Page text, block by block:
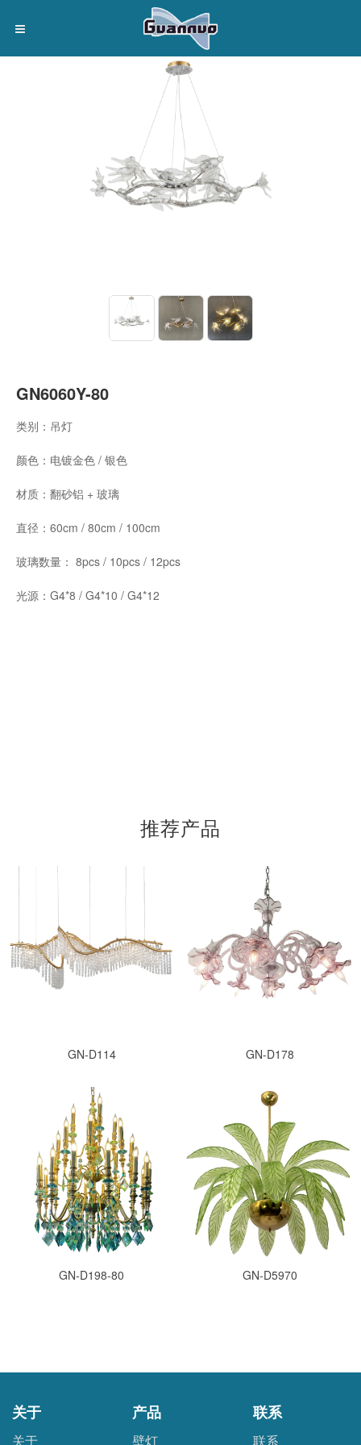
GN6060Y-80
类别：吊灯
颜色：电镀金色 / 银色
材质：翻砂铝 + 玻璃
直径：60cm / 80cm / 100cm
玻璃数量： 8pcs / 10pcs / 12pcs
光源：G4*8 / G4*10 / G4*12
推荐产品
GN-D114 GN-D178
GN-D198-80 GN-D5970
关于
关于
产品
壁灯
联系
联系